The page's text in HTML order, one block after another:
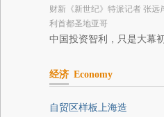
财新《新世纪》特派记者 张远
利首都圣地亚哥
中国投资智利，只是大幕
经济 Economy
自贸区样板上海造